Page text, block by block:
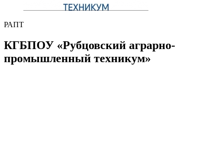
РАПТ
КГБПОУ «Рубцовский аграрно-
промышленный техникум»